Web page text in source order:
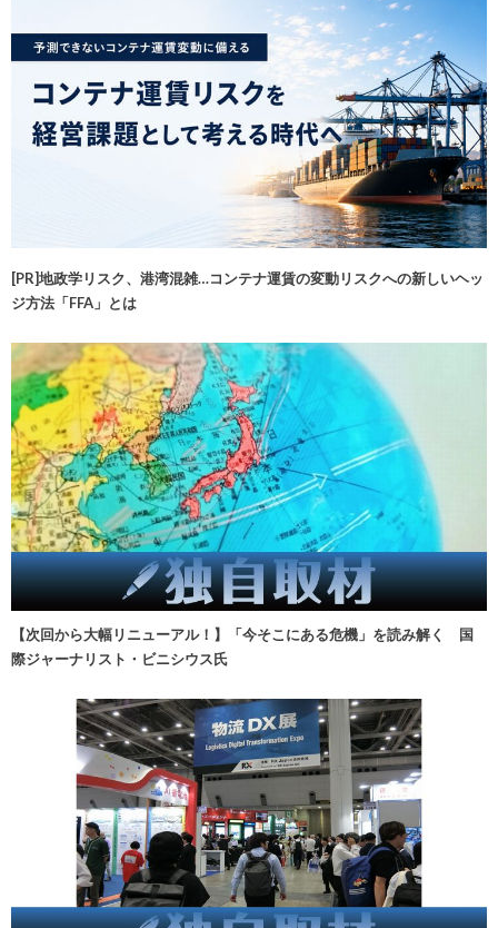
[PR]地政学リスク、港湾混雑…コンテナ運賃の変動リスクへの新しいヘッ
ジ方法「FFA」とは
【次回から大幅リニューアル！】「今そこにある危機」を読み解く 国
際ジャーナリスト・ビニシウス氏